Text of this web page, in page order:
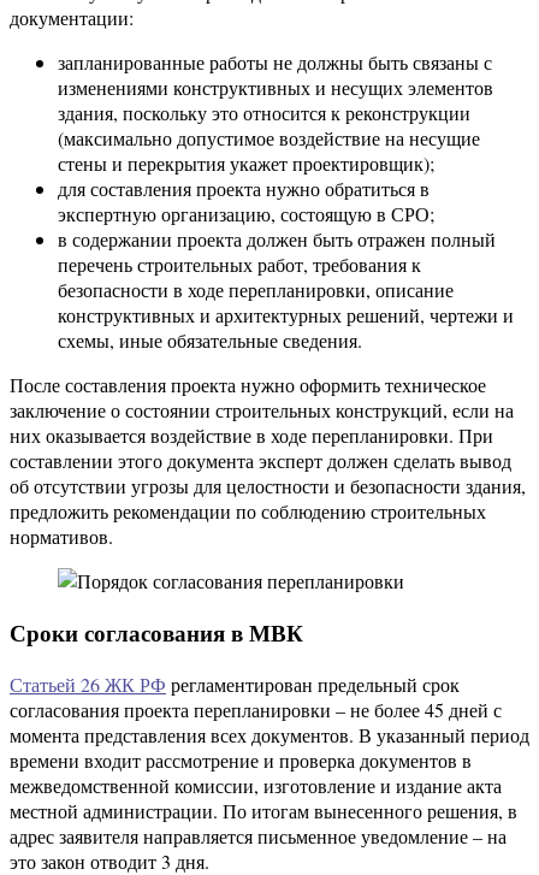
документации:
запланированные работы не должны быть связаны с
изменениями конструктивных и несущих элементов
здания, поскольку это относится к реконструкции
(максимально допустимое воздействие на несущие
стены и перекрытия укажет проектировщик);
для составления проекта нужно обратиться в
экспертную организацию, состоящую в СРО;
в содержании проекта должен быть отражен полный
перечень строительных работ, требования к
безопасности в ходе перепланировки, описание
конструктивных и архитектурных решений, чертежи и
схемы, иные обязательные сведения.
После составления проекта нужно оформить техническое
заключение о состоянии строительных конструкций, если на
них оказывается воздействие в ходе перепланировки. При
составлении этого документа эксперт должен сделать вывод
об отсутствии угрозы для целостности и безопасности здания,
предложить рекомендации по соблюдению строительных
нормативов.
Сроки согласования в МВК
Статьей 26 ЖК РФ регламентирован предельный срок
согласования проекта перепланировки – не более 45 дней с
момента представления всех документов. В указанный период
времени входит рассмотрение и проверка документов в
межведомственной комиссии, изготовление и издание акта
местной администрации. По итогам вынесенного решения, в
адрес заявителя направляется письменное уведомление – на
это закон отводит 3 дня.